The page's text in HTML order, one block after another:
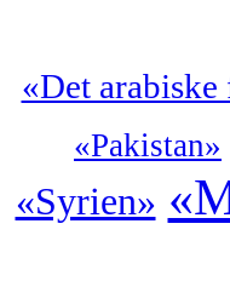
«Det
«Pakistan»
«Syrien»